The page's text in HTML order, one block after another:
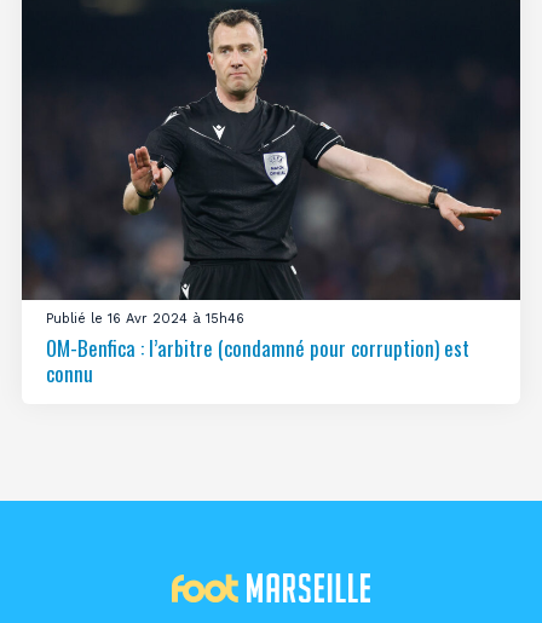
Publié le 16 Avr 2024 à 15h46
OM-Benfica : l’arbitre (condamné pour corruption) est
connu